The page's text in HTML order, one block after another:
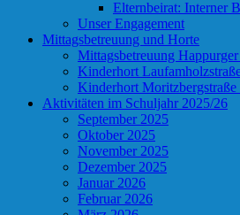
Elternbeirat: Interner
Unser Engagement
Mittagsbetreuung und Horte
Mittagsbetreuung
Kinderhort
Kinderhort Moritzbergstraße
Aktivitäten im Schuljahr 2025/26
September 2025
Oktober 2025
November 2025
Dezember 2025
Januar 2026
Februar 2026